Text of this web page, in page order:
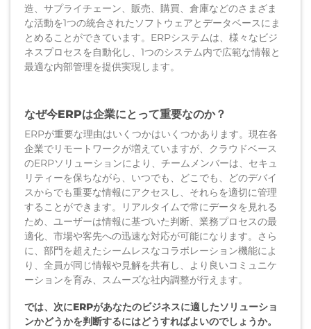
造、サプライチェーン、販売、購買、倉庫などのさまざま
な活動を1つの統合されたソフトウェアとデータベースにま
とめることができています。ERPシステムは、様々なビジ
ネスプロセスを自動化し、1つのシステム内で広範な情報と
最適な内部管理を提供実現します。
なぜ今ERPは企業にとって重要なのか？
ERPが重要な理由はいくつかはいくつかあります。現在各
企業でリモートワークが増えていますが、クラウドベース
のERPソリューションにより、チームメンバーは、セキュ
リティーを保ちながら、いつでも、どこでも、どのデバイ
スからでも重要な情報にアクセスし、それらを適切に管理
することができます。リアルタイムで常にデータを見れる
ため、ユーザーは情報に基づいた判断、業務プロセスの最
適化、市場や客先への迅速な対応が可能になります。さら
に、部門を超えたシームレスなコラボレーション機能によ
り、全員が同じ情報や見解を共有し、より良いコミュニケ
ーションを育み、スムーズな社内調整が行えます。
では、次にERPがあなたのビジネスに適したソリューショ
ンかどうかを判断するにはどうすればよいのでしょうか。